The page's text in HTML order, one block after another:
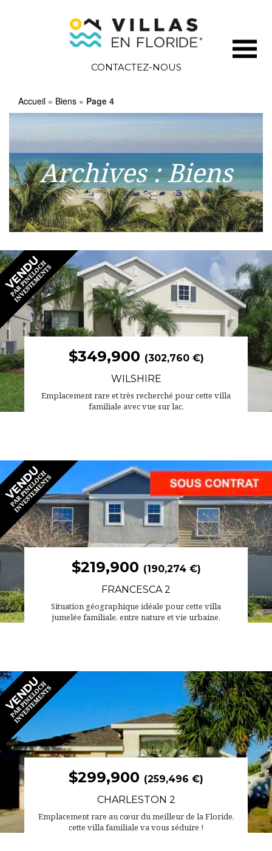
CONTACTEZ-NOUS
Accueil » Biens » Page 4
Archives :Biens
$349,900 (302,760 €)
WILSHIRE
Emplacement rare et très recherché pour cette villa
familiale avec vue sur lac.
$219,900 (190,274 €)
FRANCESCA 2
Situation géographique idéale pour cette villa
jumelée familiale, entre nature et vie urbaine.
$299,900 (259,496 €)
CHARLESTON 2
Emplacement rare au cœur du meilleur de la Floride,
cette villa familiale va vous séduire !